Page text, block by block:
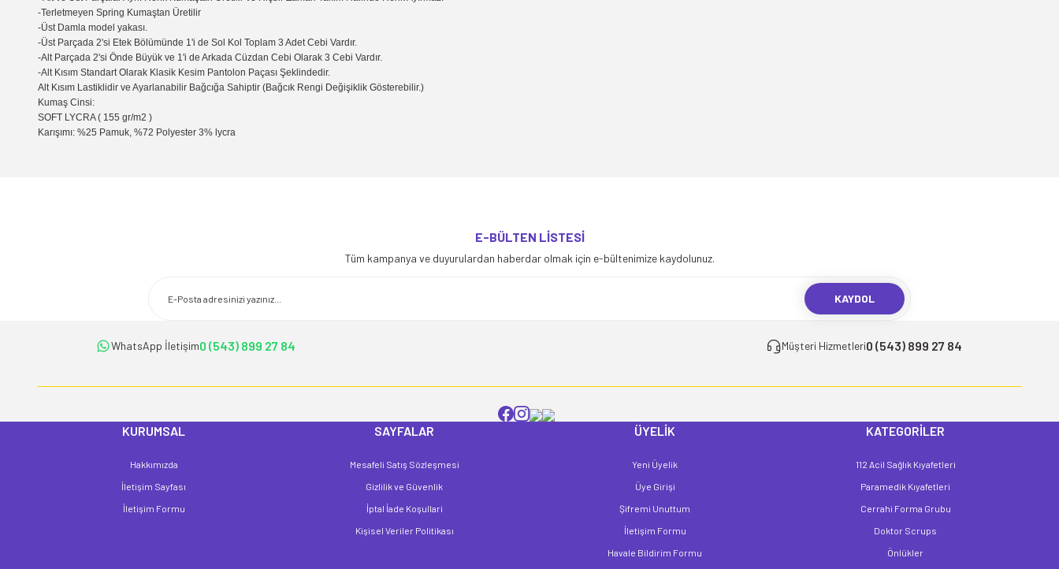
-Terletmeyen Spring Kumaştan Üretilir
-Üst Damla model yakası.
-Üst Parçada 2'si Etek Bölümünde 1'i de Sol Kol Toplam 3 Adet Cebi Vardır.
-Alt Parçada 2'si Önde Büyük ve 1'i de Arkada Cüzdan Cebi Olarak 3 Cebi Vardır.
-Alt Kısım Standart Olarak Klasik Kesim Pantolon Paçası Şeklindedir.
Alt Kısım Lastiklidir ve Ayarlanabilir Bağcığa Sahiptir (Bağcık Rengi Değişiklik Gösterebilir.)
Kumaş Cinsi:
SOFT LYCRA ( 155 gr/m2 )
Karışımı: %25 Pamuk, %72 Polyester 3% lycra
Ürün açıklamasında eksik bilgiler bulunuyor.
Ürün fiyatı diğer sitelerden daha pahalı.
E-BÜLTEN LİSTESİ
Tüm kampanya ve duyurulardan haberdar olmak için e-bültenimize kaydolunuz.
KAYDOL
WhatsApp İletişim0 (543) 899 27 84 Müşteri Hizmetleri0 (543) 899 27 84
KURUMSAL
Hakkımızda
İletişim Sayfası
İletişim Formu
SAYFALAR
Mesafeli Satış Sözleşmesi
Gizlilik ve Güvenlik
İptal İade Koşullari
Kişisel Veriler Politikası
ÜYELİK
Yeni Üyelik
Üye Girişi
Şifremi Unuttum
İletişim Formu
Havale Bildirim Formu
KATEGORİLER
112 Acil Sağlık Kıyafetleri
Paramedik Kıyafetleri
Cerrahi Forma Grubu
Doktor Scrups
Önlükler